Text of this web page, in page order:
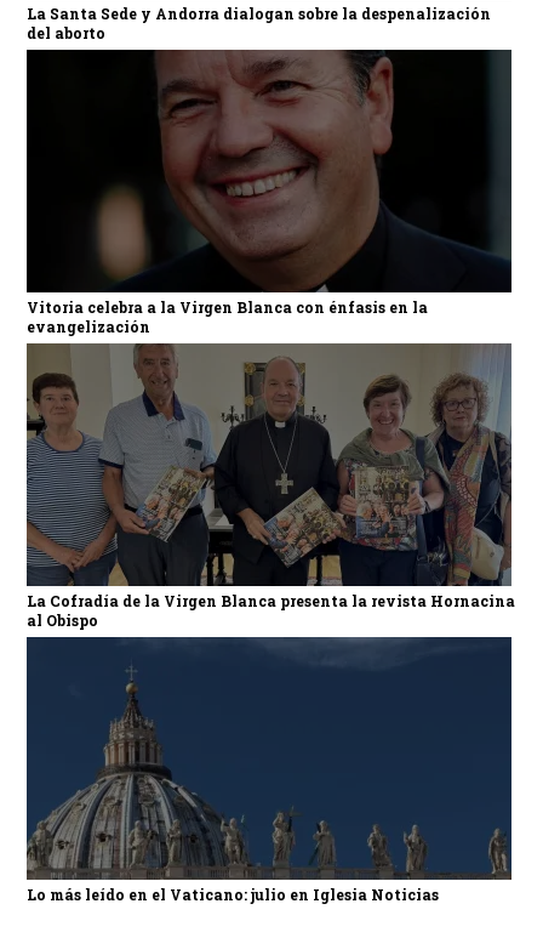
La Santa Sede y Andorra dialogan sobre la despenalización
del aborto
Vitoria celebra a la Virgen Blanca con énfasis en la
evangelización
La Cofradía de la Virgen Blanca presenta la revista Hornacina
al Obispo
Lo más leído en el Vaticano: julio en Iglesia Noticias